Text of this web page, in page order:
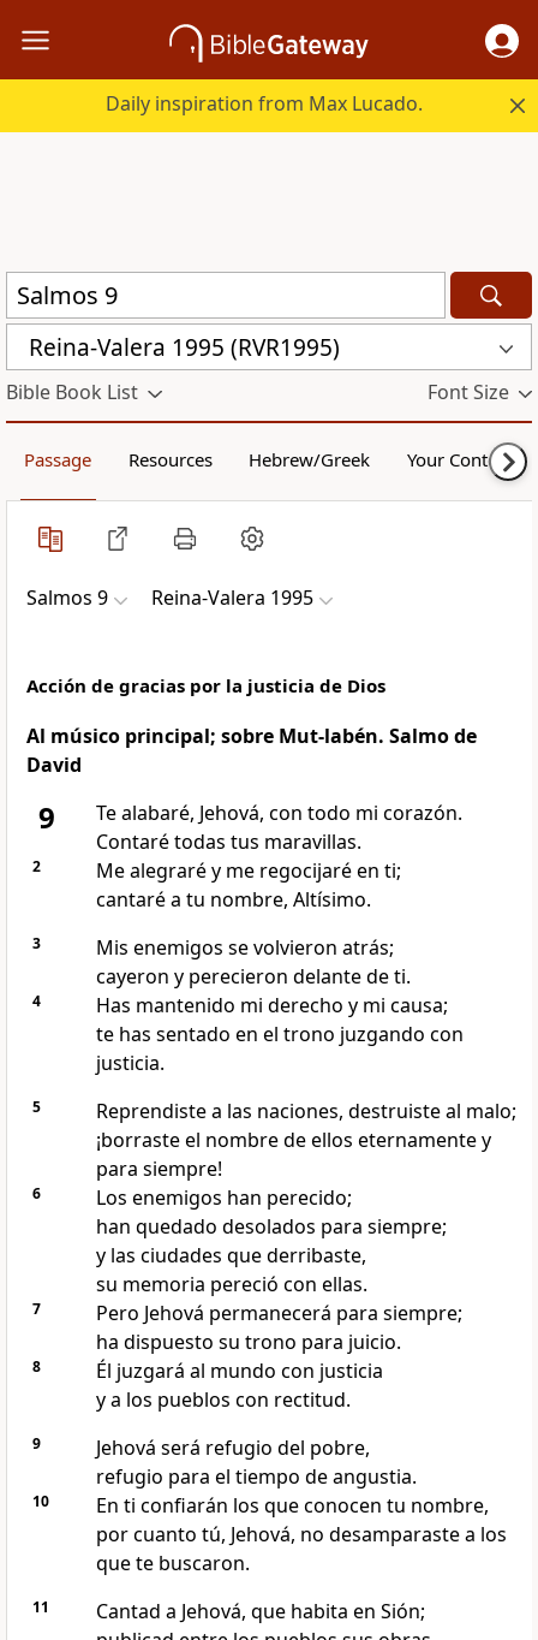
Daily inspiration from Max Lucado.
Reina-Valera 1995 (RVR1995)
Bible Book List Font Size
Passage Resources Hebrew/Greek Your Content
Salmos 9 Reina-Valera 1995
Acción de gracias por la justicia de Dios
Al músico principal; sobre Mut-labén. Salmo de
David
9
Te alabaré, Jehová, con todo mi corazón.
Contaré todas tus maravillas.
2
Me alegraré y me regocijaré en ti;
cantaré a tu nombre, Altísimo.
3
Mis enemigos se volvieron atrás;
cayeron y perecieron delante de ti.
4
Has mantenido mi derecho y mi causa;
te has sentado en el trono juzgando con
justicia.
5
Reprendiste a las naciones, destruiste al malo;
¡borraste el nombre de ellos eternamente y
para siempre!
6
Los enemigos han perecido;
han quedado desolados para siempre;
y las ciudades que derribaste,
su memoria pereció con ellas.
7
Pero Jehová permanecerá para siempre;
ha dispuesto su trono para juicio.
8
Él juzgará al mundo con justicia
y a los pueblos con rectitud.
9
Jehová será refugio del pobre,
refugio para el tiempo de angustia.
10
En ti confiarán los que conocen tu nombre,
por cuanto tú, Jehová, no desamparaste a los
que te buscaron.
11
Cantad a Jehová, que habita en Sión;